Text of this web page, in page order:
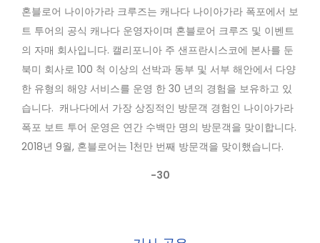
혼블로어 나이아가라 크루즈는 캐나다 나이아가라 폭포에서 보
트 투어의 공식 캐나다 운영자이며 혼블로어 크루즈 및 이벤트
의 자매 회사입니다. 캘리포니아 주 샌프란시스코에 본사를 둔
북미 회사로 100 척 이상의 선박과 동부 및 서부 해안에서 다양
한 유형의 해양 서비스를 운영 한 30 년의 경험을 보유하고 있
습니다. 캐나다에서 가장 상징적인 방문객 경험인 나이아가라
폭포 보트 투어 운영은 연간 수백만 명의 방문객을 맞이합니다.
2018년 9월, 혼블로어는 1천만 번째 방문객을 맞이했습니다.
-30